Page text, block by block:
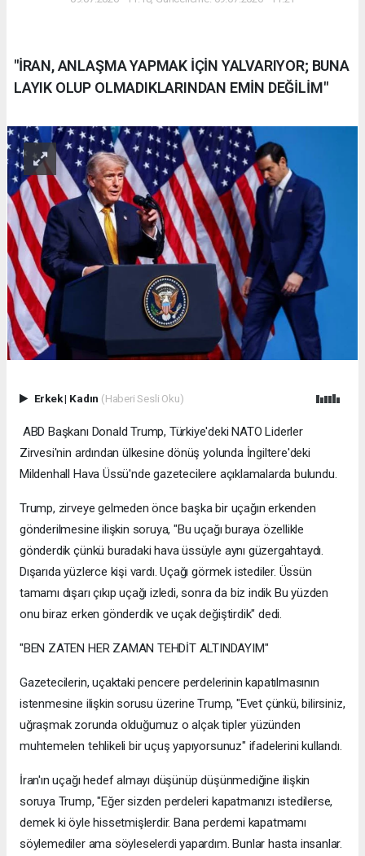
"İRAN, ANLAŞMA YAPMAK İÇİN YALVARIYOR; BUNA
LAYIK OLUP OLMADIKLARINDAN EMİN DEĞİLİM"
Erkek| Kadın (Haberi Sesli Oku)
ABD Başkanı Donald Trump, Türkiye'deki NATO Liderler
Zirvesi'nin ardından ülkesine dönüş yolunda İngiltere'deki
Mildenhall Hava Üssü'nde gazetecilere açıklamalarda bulundu.
Trump, zirveye gelmeden önce başka bir uçağın erkenden
gönderilmesine ilişkin soruya, "Bu uçağı buraya özellikle
gönderdik çünkü buradaki hava üssüyle aynı güzergahtaydı.
Dışarıda yüzlerce kişi vardı. Uçağı görmek istediler. Üssün
tamamı dışarı çıkıp uçağı izledi, sonra da biz indik Bu yüzden
onu biraz erken gönderdik ve uçak değiştirdik" dedi.
"BEN ZATEN HER ZAMAN TEHDİT ALTINDAYIM"
Gazetecilerin, uçaktaki pencere perdelerinin kapatılmasının
istenmesine ilişkin sorusu üzerine Trump, "Evet çünkü, bilirsiniz,
uğraşmak zorunda olduğumuz o alçak tipler yüzünden
muhtemelen tehlikeli bir uçuş yapıyorsunuz" ifadelerini kullandı.
İran'ın uçağı hedef almayı düşünüp düşünmediğine ilişkin
soruya Trump, "Eğer sizden perdeleri kapatmanızı istedilerse,
demek ki öyle hissetmişlerdir. Bana perdemi kapatmamı
söylemediler ama söyleselerdi yapardım. Bunlar hasta insanlar.